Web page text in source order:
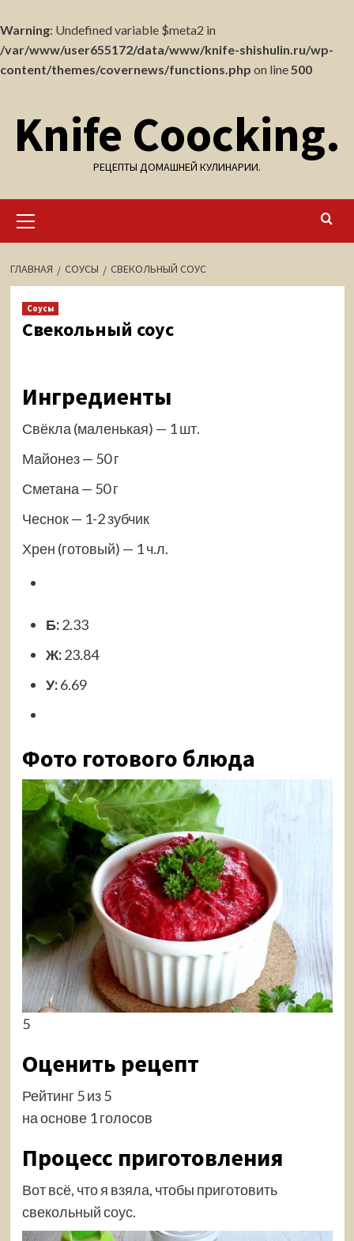
Warning: Undefined variable $meta2 in
/var/www/user655172/data/www/knife-shishulin.ru/wp-
content/themes/covernews/functions.php on line500
содержимому
Knife Coocking.
РЕЦЕПТЫ ДОМАШНЕЙ КУЛИНАРИИ.
меню
ГЛАВНАЯ СОУСЫ СВЕКОЛЬНЫЙ СОУС
Соусы
Свекольный соус
Ингредиенты
Свёкла (маленькая) — 1 шт.
Майонез — 50 г
Сметана — 50 г
Чеснок — 1-2 зубчик
Хрен (готовый) — 1 ч.л.
Б:2.33
Ж:23.84
У:6.69
Фото готового блюда
5
Оценить рецепт
Рейтинг 5 из 5
на основе 1 голосов
Процесс приготовления
Вот всё, что я взяла, чтобы приготовить
свекольный соус.